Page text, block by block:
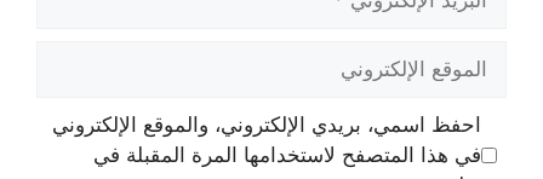
الإلكتروني
الموقع
الإلكتروني
احفظ اسمي، بريدي الإلكتروني، والموقع الإلكتروني
في هذا المتصفح لاستخدامها المرة المقبلة في